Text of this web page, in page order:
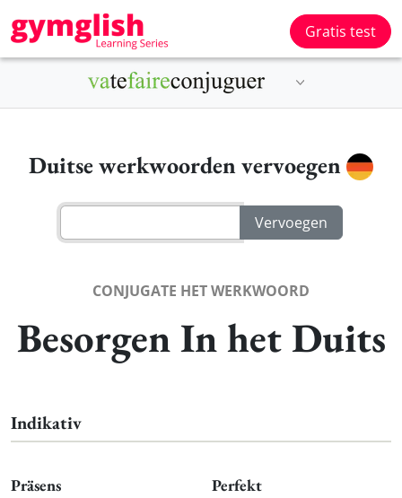
Gratis test
Duitse werkwoorden vervoegen
CONJUGATE HET WERKWOORD
Besorgen In het Duits
Indikativ
Präsens Perfekt